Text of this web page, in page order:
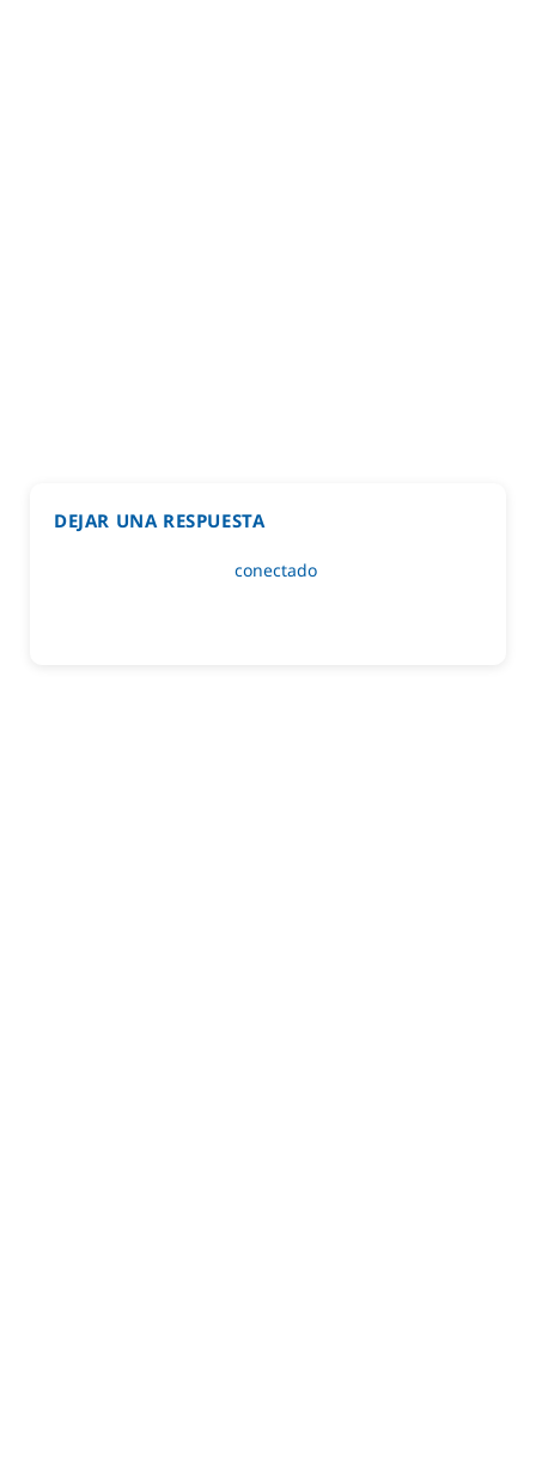
DEJAR UNA RESPUESTA
conectado